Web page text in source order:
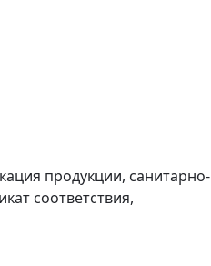
продукции, санитарно-
соответствия,